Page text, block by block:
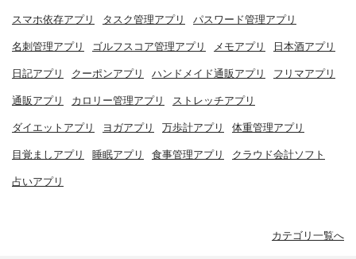
スマホ依存アプリ タスク管理アプリ パスワード管理アプリ
名刺管理アプリ ゴルフスコア管理アプリ メモアプリ 日本酒アプリ
日記アプリ クーポンアプリ ハンドメイド通販アプリ フリマアプリ
通販アプリ カロリー管理アプリ ストレッチアプリ
ダイエットアプリ ヨガアプリ 万歩計アプリ 体重管理アプリ
目覚ましアプリ 睡眠アプリ 食事管理アプリ クラウド会計ソフト
占いアプリ
カテゴリ一覧へ